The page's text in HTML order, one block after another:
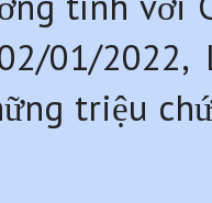
01/
triệu